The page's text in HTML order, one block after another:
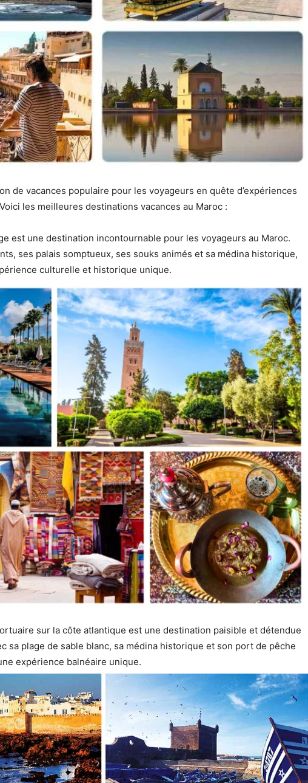
de vacances populaire pour les voyageurs en quête d’expériences
les meilleures destinations vacances au Maroc :
est une destination incontournable pour les voyageurs au Maroc.
ses palais somptueux, ses souks animés et sa médina historique,
culturelle et historique unique.
sur la côte atlantique est une destination paisible et détendue
sa plage de sable blanc, sa médina historique et son port de pêche
expérience balnéaire unique.